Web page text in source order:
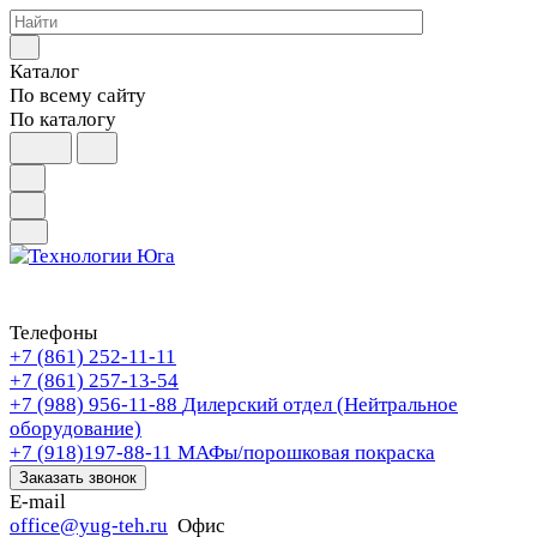
Каталог
По всему сайту
По каталогу
Телефоны
+7 (861) 252-11-11
+7 (861) 257-13-54
+7 (988) 956-11-88 Дилерский отдел (Нейтральное
оборудование)
+7 (918)197-88-11 МАФы/порошковая покраска
Заказать звонок
E-mail
office@yug-teh.ru Офис